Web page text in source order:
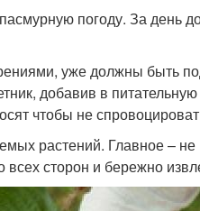
погоду. За день
уже должны быть
добавив в
чтобы не
растений. Главное –
всех сторон и бережно